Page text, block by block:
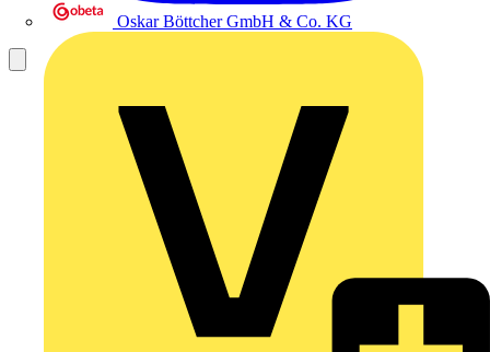
Oskar Böttcher GmbH & Co. KG